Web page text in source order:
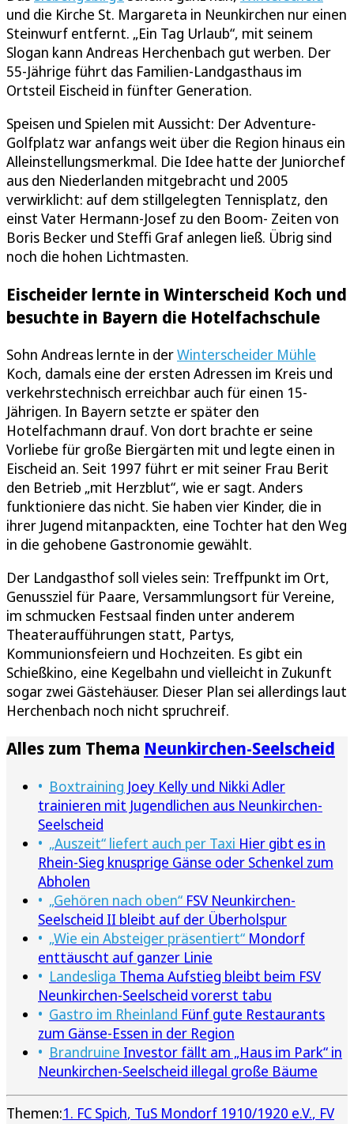
und die Kirche St. Margareta in Neunkirchen nur einen
Steinwurf entfernt. „Ein Tag Urlaub“, mit seinem
Slogan kann Andreas Herchenbach gut werben. Der
55-Jährige führt das Familien-Landgasthaus im
Ortsteil Eischeid in fünfter Generation.
Speisen und Spielen mit Aussicht: Der Adventure-
Golfplatz war anfangs weit über die Region hinaus ein
Alleinstellungsmerkmal. Die Idee hatte der Juniorchef
aus den Niederlanden mitgebracht und 2005
verwirklicht: auf dem stillgelegten Tennisplatz, den
einst Vater Hermann-Josef zu den Boom- Zeiten von
Boris Becker und Steffi Graf anlegen ließ. Übrig sind
noch die hohen Lichtmasten.
Eischeider lernte in Winterscheid Koch und
besuchte in Bayern die Hotelfachschule
Sohn Andreas lernte in derWinterscheider Mühle
Koch, damals eine der ersten Adressen im Kreis und
verkehrstechnisch erreichbar auch für einen 15-
Jährigen. In Bayern setzte er später den
Hotelfachmann drauf. Von dort brachte er seine
Vorliebe für große Biergärten mit und legte einen in
Eischeid an. Seit 1997 führt er mit seiner Frau Berit
den Betrieb „mit Herzblut“, wie er sagt. Anders
funktioniere das nicht. Sie haben vier Kinder, die in
ihrer Jugend mitanpackten, eine Tochter hat den Weg
in die gehobene Gastronomie gewählt.
Der Landgasthof soll vieles sein: Treffpunkt im Ort,
Genussziel für Paare, Versammlungsort für Vereine,
im schmucken Festsaal finden unter anderem
Theateraufführungen statt, Partys,
Kommunionsfeiern und Hochzeiten. Es gibt ein
Schießkino, eine Kegelbahn und vielleicht in Zukunft
sogar zwei Gästehäuser. Dieser Plan sei allerdings laut
Herchenbach noch nicht spruchreif.
Alles zum Thema Neunkirchen-Seelscheid
Boxtraining Joey Kelly und Nikki Adler
trainieren mit Jugendlichen aus Neunkirchen-
Seelscheid
„Auszeit“ liefert auch per Taxi Hier gibt es in
Rhein-Sieg knusprige Gänse oder Schenkel zum
Abholen
„Gehören nach oben“ FSV Neunkirchen-
Seelscheid II bleibt auf der Überholspur
„Wie ein Absteiger präsentiert“ Mondorf
enttäuscht auf ganzer Linie
Landesliga Thema Aufstieg bleibt beim FSV
Neunkirchen-Seelscheid vorerst tabu
Gastro im Rheinland Fünf gute Restaurants
zum Gänse-Essen in der Region
Brandruine Investor fällt am „Haus im Park“ in
Neunkirchen-Seelscheid illegal große Bäume
Themen:1. FC Spich TuS Mondorf 1910/1920 e.V. FV